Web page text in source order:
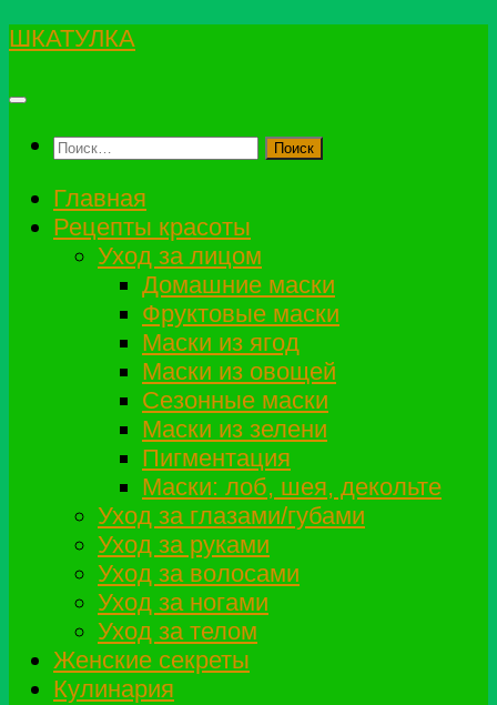
Перейти
содержимому
ШКАТУЛКА
Найти:
Главная
Рецепты красоты
Уход за лицом
Домашние маски
Фруктовые маски
Маски из ягод
Маски из овощей
Сезонные маски
Маски из зелени
Пигментация
Маски: лоб, шея, декольте
Уход за глазами/губами
Уход за руками
Уход за волосами
Уход за ногами
Уход за телом
Женские секреты
Кулинария